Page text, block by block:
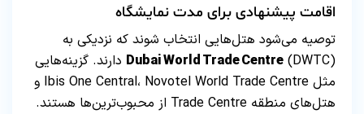
اقامت پیشنهادی برای مدت نمایشگاه
توصیه می‌شود هتل‌هایی انتخاب شوند که نزدیکی به
Dubai World Trade Centre (DWTC) دارند. گزینه‌هایی
مثل Ibis One Central، Novotel World Trade Centre و
هتل‌های منطقه Trade Centre از محبوب‌ترین‌ها هستند.